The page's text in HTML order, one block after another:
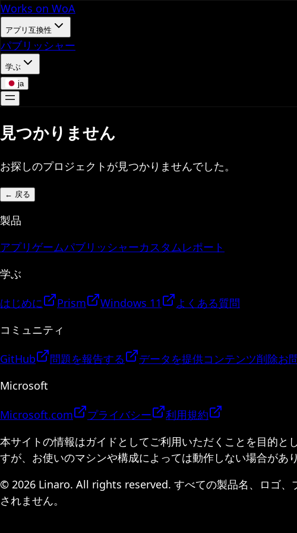
Works on WoA
アプリ互換性
パブリッシャー
学ぶ
ja
見つかりません
お探しのプロジェクトが見つかりませんでした。
← 戻る
製品
アプリゲームパブリッシャーカスタムレポート
学ぶ
はじめに Prism Windows 11
よくある質問
コミュニティ
GitHub 問題を報告する データを提供コンテンツ削除お
Microsoft
Microsoft.com プライバシー
利用規約
本サイトの情報はガイドとしてご利用いただくことを目的
すが、お使いのマシンや構成によっては動作しない場合があ
© 2026 Linaro. All rights reserved. すべての製品名、ロゴ、
されません。